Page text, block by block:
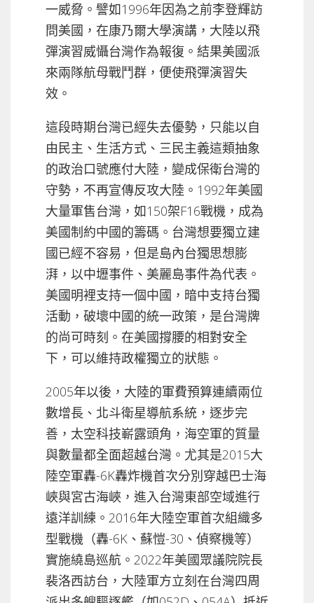
一威脅。譬如1996年因為之前李登輝訪
問美國，在康乃爾大學演講，大陸以飛
彈演習威懾台灣作為報復。結果美國派
來兩隊航母戰鬥群，便使飛彈演習失
效。
這段時期台灣已經失去優勢，只能以自
由民主、生活方式、三民主義這類抽象
的政治口號應付大陸，變成保衛台灣的
守勢，不再宣傳反攻大陸。1992年美國
大量軍售台灣，如150架F16戰機，成為
美國制約中國的籌碼。台灣想要獨立建
國已經不容易，但是島內台獨思想膨
湃，以中壢事件、美麗島事件為代表。
美國明裡支持一個中國，暗中支持台獨
活動，破壞中國的統一政策，是台灣牌
的尚可時刻。在美國撐腰的相對安全
下，可以維持政權獨立的狀態。
2005年以後，大陸的軍費預算連續兩位
數增長、北斗衛星導航系統，逐步完
善，太空科技嶄露頭角，海空軍的質量
與數量都全面超越台灣。尤其是2015大
陸空軍轟-6K轟炸機首次分別穿越巴士海
峽與宮古海峽，進入台灣東部空域進行
遠洋訓練。2016年大陸空軍首次組織多
型戰機（轟-6K、蘇愷-30、偵察機等）
實施繞島巡航。2022年美國眾議院院長
裴洛西訪台，大陸軍方立刻在台灣四周